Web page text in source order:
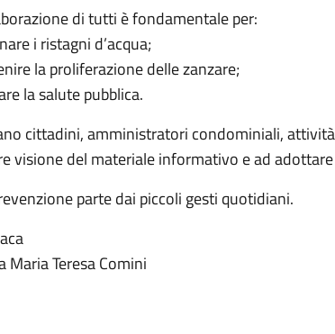
di tutti è fondamentale per:
i ristagni d’acqua;
la proliferazione delle zanzare;
la salute pubblica.
cittadini, amministratori condominiali,
visione del materiale informativo e ad
parte dai piccoli gesti quotidiani.
Maria Teresa Comini